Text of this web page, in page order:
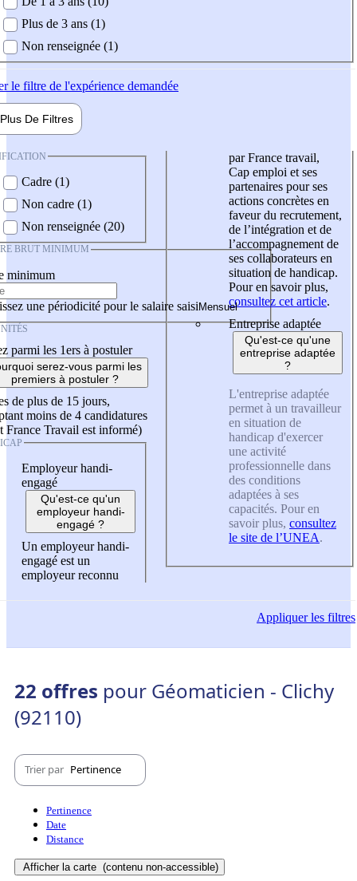
Plus de 3 ans (1)
Non renseignée (1)
le filtre de l'expérience demandée
Plus De Filtres
Cadre (1)
Non cadre (1)
Non renseignée (20)
BRUT MINIMUM
minimum
une périodicité pour le salaire saisi
parmi les 1ers à postuler
serez-vous parmi les
premiers à postuler ?
de plus de 15 jours,
moins de 4 candidatures
France Travail est informé)
Employeur handi-
engagé
Qu'est-ce qu'un
employeur handi-
engagé ?
Un employeur handi-
engagé est un
employeur reconnu
par France travail,
Cap emploi et ses
partenaires pour ses
actions concrètes en
faveur du recrutement,
de l’intégration et de
l’accompagnement de
ses collaborateurs en
situation de handicap.
Pour en savoir plus,
consultez cet article.
Entreprise adaptée
Qu'est-ce qu'une
entreprise adaptée
?
L'entreprise adaptée
permet à un travailleur
en situation de
handicap d'exercer
une activité
professionnelle dans
des conditions
adaptées à ses
capacités. Pour en
savoir plus, consultez
le site de l’UNEA.
Appliquerles filtres
22 offres pour Géomaticien - Clichy
(92110)
Trier par Pertinence
Pertinence
Date
Distance
Afficher la carte (contenu non-accessible)